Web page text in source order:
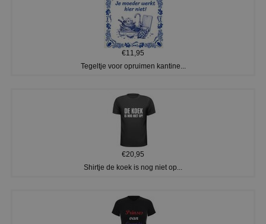
€11,95
Tegeltje voor opruimen kantine...
€20,95
Shirtje de koek is nog niet op...